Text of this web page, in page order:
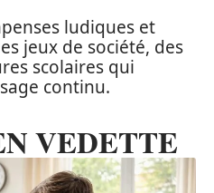
ludiques et
jeux de société, des
scolaires qui
continu.
VEDETTE